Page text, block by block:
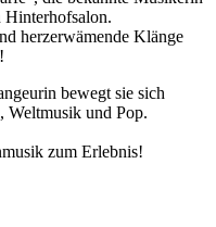
herzerwämende Klänge
bewegt sie sich
Weltmusik und Pop.
zum Erlebnis!